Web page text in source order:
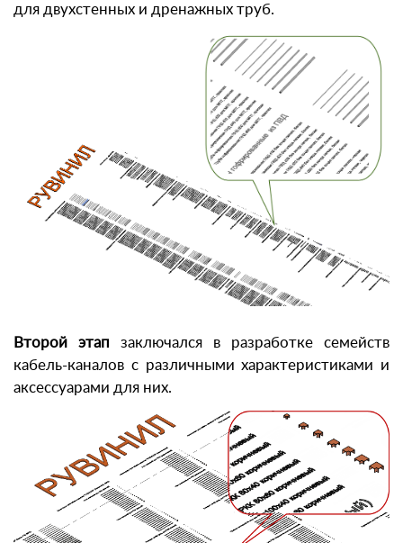
для двухстенных и дренажных труб.
Второй этап заключался в разработке семейств
кабель-каналов с различными характеристиками и
аксессуарами для них.